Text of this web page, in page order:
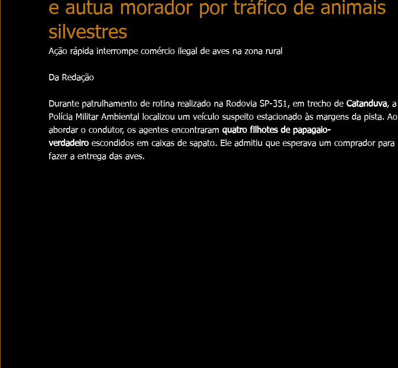
e autua morador por tráfico de animais
silvestres
Ação rápida interrompe comércio ilegal de aves na zona rural
Da Redação
Durante patrulhamento de rotina realizado na Rodovia SP-351, em trecho de Catanduva, a
Polícia Militar Ambiental localizou um veículo suspeito estacionado às margens da pista. Ao
abordar o condutor, os agentes encontraram quatro filhotes de papagaio-
verdadeiro escondidos em caixas de sapato. Ele admitiu que esperava um comprador para
fazer a entrega das aves.